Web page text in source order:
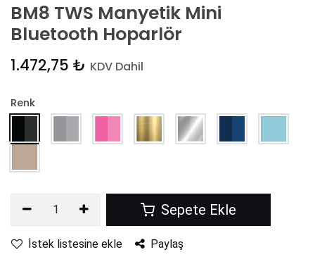
BM8 TWS Manyetik Mini
Bluetooth Hoparlör
1.472,75 ₺ KDV Dahil
Renk
Sepete Ekle
İstek listesine ekle Paylaş